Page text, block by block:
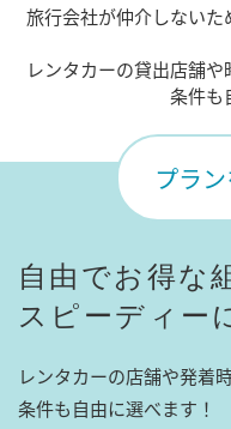
旅行会社が仲介しないた
レンタカーの貸出店舗や
条件も
プラ
自由でお得な
スピーディー
レンタカーの店舗や発着
条件も自由に選べます！